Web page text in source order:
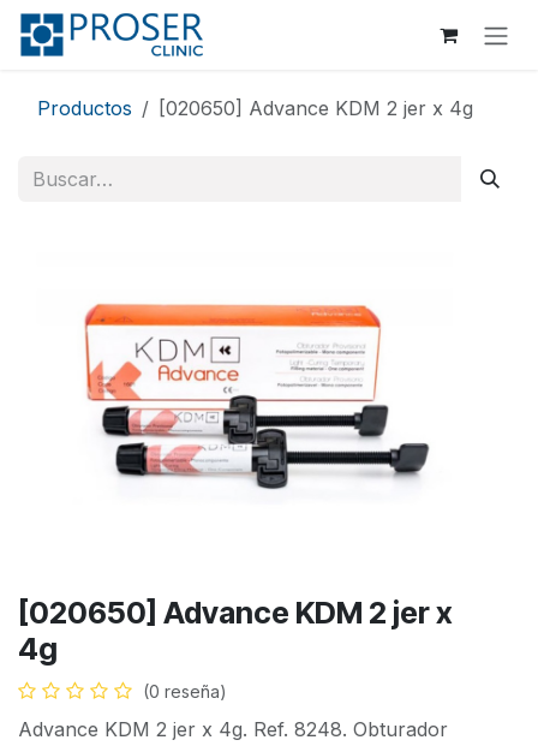
Ir al contenido
Productos [020650] Advance KDM 2 jer x 4g
[020650] Advance KDM 2 jer x
4g
(0 reseña)
Advance KDM 2 jer x 4g. Ref. 8248. Obturador